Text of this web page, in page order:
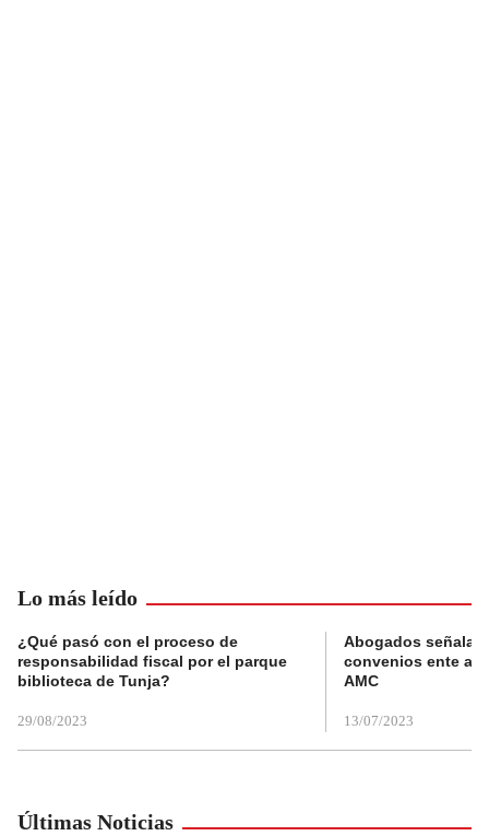
Lo más leído
¿Qué pasó con el proceso de
responsabilidad fiscal por el parque
biblioteca de Tunja?
29/08/2023
Abogados
convenios ente
AMC
13/07/2023
Últimas Noticias